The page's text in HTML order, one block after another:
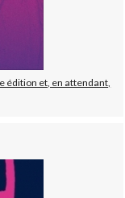
édition et, en attendant,